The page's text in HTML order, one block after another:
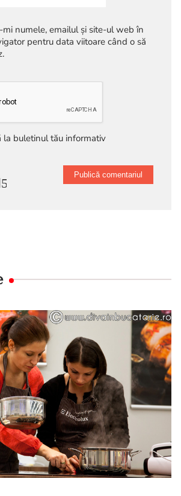
mi numele, emailul și site-ul web în
pentru data viitoare când o să
la buletinul tău informativ
5